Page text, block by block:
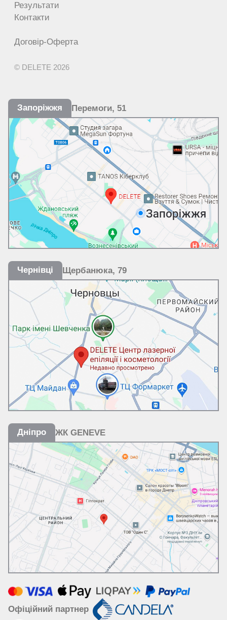
Результати
Контакти
Договір-Оферта
© DELETE 2026
Запоріжжя Перемоги, 51
Чернівці Щербанюка, 79
Дніпро ЖК GENEVE
Офіційний партнер